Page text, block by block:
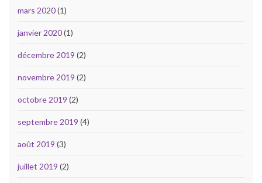
mars 2020(1)
janvier 2020(1)
décembre 2019 (2)
novembre 2019 (2)
octobre 2019 (2)
septembre 2019 (4)
août 2019 (3)
juillet 2019 (2)